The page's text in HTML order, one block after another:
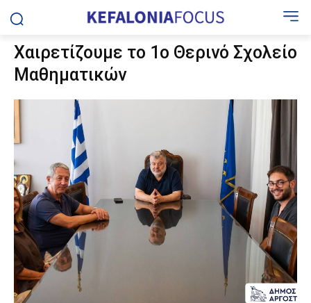
Χαιρετίζουμε το 1ο Θερινό Σχολείο
Μαθηματικών